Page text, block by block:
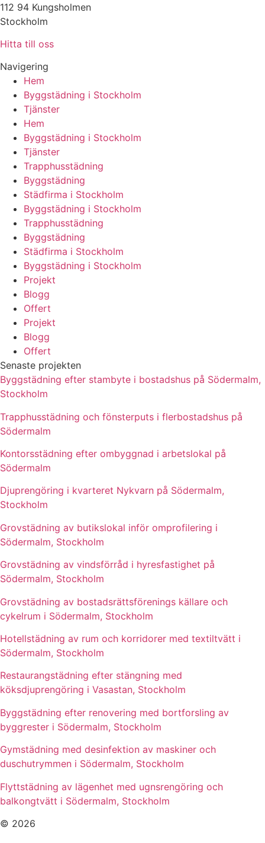
112 94 Kungsholmen
Stockholm
Hitta till oss
Navigering
Hem
Byggstädning i Stockholm
Tjänster
Hem
Byggstädning i Stockholm
Tjänster
Trapphusstädning
Byggstädning
Städfirma i Stockholm
Byggstädning i Stockholm
Trapphusstädning
Byggstädning
Städfirma i Stockholm
Byggstädning i Stockholm
Projekt
Blogg
Offert
Projekt
Blogg
Offert
Senaste projekten
Byggstädning efter stambyte i bostadshus på Södermalm,
Stockholm
Trapphusstädning och fönsterputs i flerbostadshus på
Södermalm
Kontorsstädning efter ombyggnad i arbetslokal på
Södermalm
Djuprengöring i kvarteret Nykvarn på Södermalm,
Stockholm
Grovstädning av butikslokal inför omprofilering i
Södermalm, Stockholm
Grovstädning av vindsförråd i hyresfastighet på
Södermalm, Stockholm
Grovstädning av bostadsrättsförenings källare och
cykelrum i Södermalm, Stockholm
Hotellstädning av rum och korridorer med textiltvätt i
Södermalm, Stockholm
Restaurangstädning efter stängning med
köksdjuprengöring i Vasastan, Stockholm
Byggstädning efter renovering med bortforsling av
byggrester i Södermalm, Stockholm
Gymstädning med desinfektion av maskiner och
duschutrymmen i Södermalm, Stockholm
Flyttstädning av lägenhet med ugnsrengöring och
balkongtvätt i Södermalm, Stockholm
© 2026